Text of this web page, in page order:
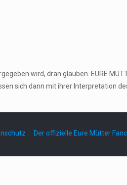
wird, dran glauben. EURE
sich dann mit ihrer Interpretation
Der offizielle Eure Mütter